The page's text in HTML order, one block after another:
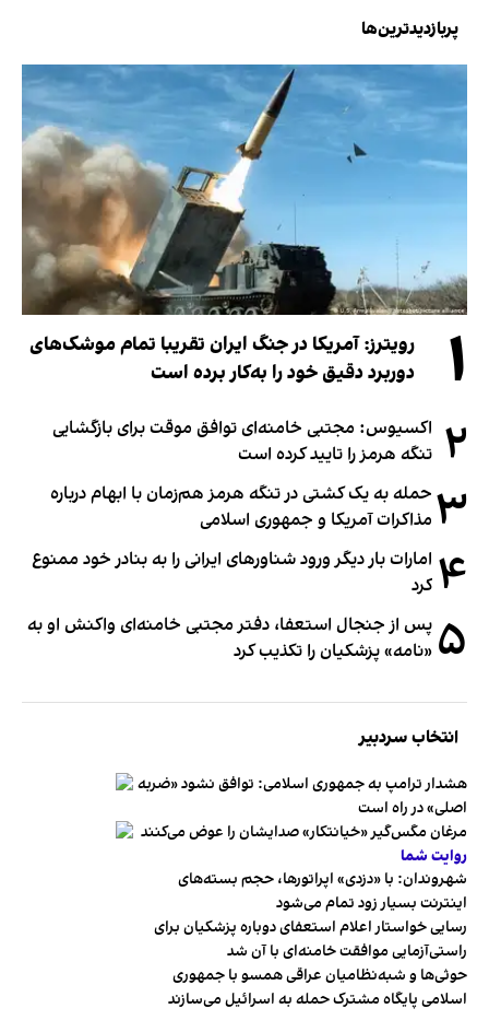
پربازدیدترین‌ها
۱
رویترز: آمریکا در جنگ ایران تقریبا تمام موشک‌های
دوربرد دقیق خود را به‌کار برده است
۲ اکسیوس: مجتبی خامنه‌ای توافق موقت برای بازگشایی
تنگه هرمز را تایید کرده است
۳ حمله به یک کشتی در تنگه هرمز هم‌زمان با ابهام درباره
مذاکرات آمریکا و جمهوری اسلامی
۴ امارات بار دیگر ورود شناورهای ایرانی را به بنادر خود ممنوع
کرد
۵ پس از جنجال استعفا، دفتر مجتبی خامنه‌ای واکنش او به
«نامه» پزشکیان را تکذیب کرد
انتخاب سردبیر
هشدار ترامپ به جمهوری اسلامی: توافق نشود «ضربه
اصلی» در راه است
مرغان مگس‌گیر «خیانتکار» صدایشان را عوض می‌کنند
روایت شما
شهروندان:‌ با «دزدی» اپراتورها، حجم بسته‌های
اینترنت بسیار زود تمام می‌شود
رسایی خواستار اعلام استعفای دوباره پزشکیان برای
راستی‌آزمایی موافقت خامنه‌ای با آن شد
حوثی‌ها و شبه‌نظامیان عراقی همسو با جمهوری
اسلامی پایگاه مشترک حمله به اسرائیل می‌سازند